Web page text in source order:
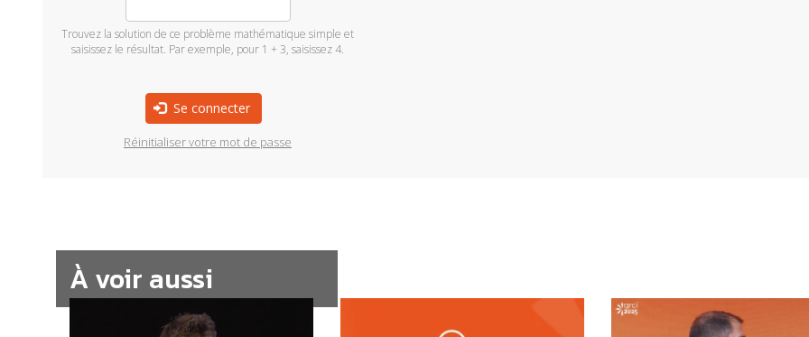
Trouvez la solution de ce problème mathématique simple et
saisissez le résultat. Par exemple, pour 1 + 3, saisissez 4.
Se connecter
Réinitialiser votre mot de passe
À voir aussi